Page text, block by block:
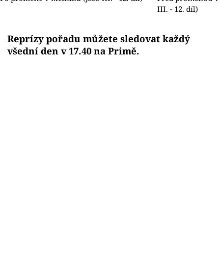
III. - 12. díl)
Reprízy pořadu můžete sledovat každý
všední den v 17.40 na Primě.